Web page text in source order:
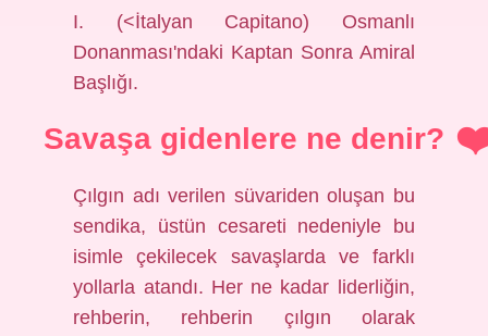
I. (<İtalyan Capitano) Osmanlı
Donanması'ndaki Kaptan Sonra Amiral
Başlığı.
Savaşa gidenlere ne denir?
Çılgın adı verilen süvariden oluşan bu
sendika, üstün cesareti nedeniyle bu
isimle çekilecek savaşlarda ve farklı
yollarla atandı. Her ne kadar liderliğin,
rehberin, rehberin çılgın olarak